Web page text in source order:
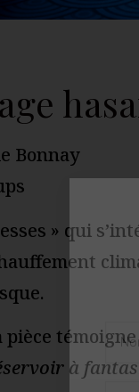
Bonnay
» qui
pièce
à